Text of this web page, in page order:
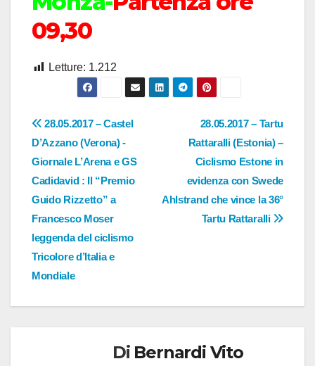
09,30
Letture: 1.212
Navigazione
articoli
28.05.2017 – Tartu
Rattaralli (Estonia) –
Ciclismo Estone in
evidenza con Swede
Ahlstrand che vince la 36°
Tartu Rattaralli
28.05.2017 – Castel
D’Azzano (Verona) -
Giornale L’Arena e GS
Cadidavid : Il “Premio
Guido Rizzetto” a
Francesco Moser
leggenda del ciclismo
Tricolore d’Italia e
Mondiale
Di Bernardi Vito